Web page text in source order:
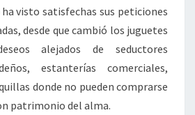
visto satisfechas sus peticiones
desde que cambió los juguetes
alejados de seductores
estanterías comerciales,
donde no pueden comprarse
patrimonio del alma.